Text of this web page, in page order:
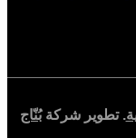
. تطوير شركةبُنّاج